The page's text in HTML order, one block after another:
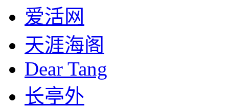
爱活网
天涯海阁
Dear Tang
长亭外